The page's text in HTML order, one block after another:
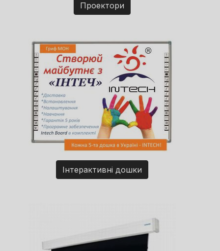
Проектори
Інтерактивні дошки